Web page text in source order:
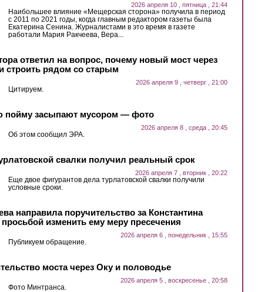
2026 апреля 10 , пятница , 21:44
Наибольшее влияние «Мещерская сторона» получила в период
с 2011 по 2021 годы, когда главным редактором газеты была
Екатерина Сенина. Журналистами в это время в газете
работали Мария Ракчеева, Вера...
ответил на вопрос, почему новый мост через
строить рядом со старым
2026 апреля 9 , четверг , 21:00
Цитируем.
пойму засыпают мусором — фото
2026 апреля 8 , среда , 20:45
Об этом сообщил ЭРА.
свалки получил реальный срок
2026 апреля 7 , вторник , 20:22
Еще двое фигурантов дела турлатовской свалки получили
условные сроки.
направила поручительство за Константина
изменить ему меру пресечения
2026 апреля 6 , понедельник , 15:55
Публикуем обращение.
моста через Оку и половодье
2026 апреля 5 , воскресенье , 20:58
Фото Минтранса.